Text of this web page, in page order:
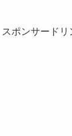
スポンサードリ